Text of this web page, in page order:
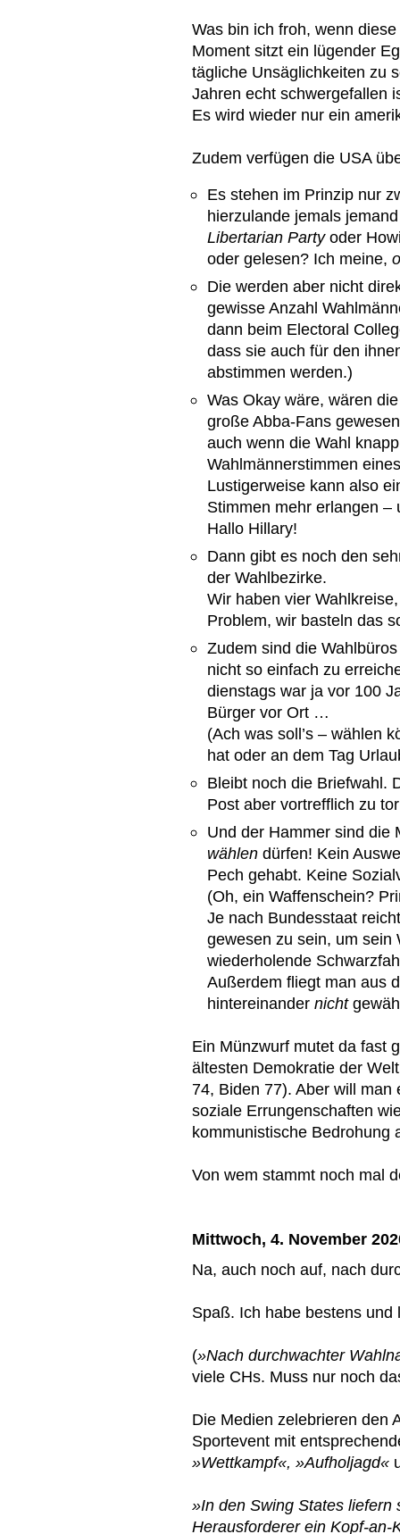
Was bin ich froh, wenn
Moment sitzt ein lügender
tägliche Unsäglichkeiten zu
Jahren echt schwergefallen
Es wird wieder nur ein
Zudem verfügen die USA
Es stehen im Prinzip nur
hierzulande jemals
Libertarian Partyoder
oder gelesen? Ich meine,
Die werden aber nicht
gewisse Anzahl
dann beim Electoral
dass sie auch für den
abstimmen werden.)
Was Okay wäre, wären
große Abba-Fans
auch wenn die Wahl
Wahlmännerstimmen
Lustigerweise kann also
Stimmen mehr erlangen –
Hallo Hillary!
Dann gibt es noch den
der Wahlbezirke.
Wir haben vier
Problem, wir basteln das
Zudem sind die
nicht so einfach zu
dienstags war ja vor 100
Bürger vor Ort …
(Ach was soll’s – wählen
hat oder an dem Tag
Bleibt noch die Briefwahl.
Post aber vortrefflich zu
Und der Hammer sind die
wählen dürfen! Kein
Pech gehabt. Keine
(Oh, ein Waffenschein?
Je nach Bundesstaat
gewesen zu sein, um sein
wiederholende
Außerdem fliegt man aus
hintereinander nicht
Ein Münzwurf mutet da fast
ältesten Demokratie der
74, Biden 77). Aber will
soziale Errungenschaften
kommunistische Bedrohung
Von wem stammt noch mal
Mittwoch, 4. November
Na, auch noch auf, nach
Spaß. Ich habe bestens
(»Nach durchwachter
viele CHs. Muss nur noch
Die Medien zelebrieren den
Sportevent mit
»Wettkampf«, »Aufholjagd«
»In den Swing States liefern
Herausforderer ein Kopf-an-